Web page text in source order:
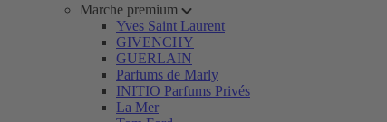
Marche premium
Yves Saint Laurent
GIVENCHY
GUERLAIN
Parfums de Marly
INITIO Parfums Privés
La Mer